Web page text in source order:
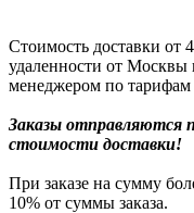
Стоимость доставки от
удаленности от Москвы
менеджером по
Заказы отправляются
стоимости доставки!
При заказе на сумму
10% от суммы заказа.